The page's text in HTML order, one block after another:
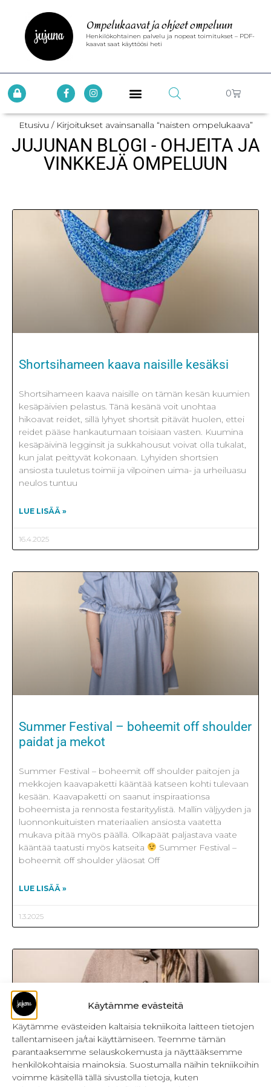
Käytämme evästeitä
Käytämme evästeiden kaltaisia tekniikoita laitteen tietojen
tallentamiseen ja/tai käyttämiseen. Teemme tämän
parantaaksemme selauskokemusta ja näyttääksemme
henkilökohtaisia mainoksia. Suostumalla näihin tekniikoihin
voimme käsitellä tällä sivustolla tietoja, kuten
Ompelukaavat ja ohjeet ompeluun
Henkilökohtainen palvelu ja nopeat toimitukset – PDF-
kaavat saat käyttöösi heti
0
Etusivu / Kirjoitukset avainsanalla “naisten ompelukaava”
JUJUNAN BLOGI - OHJEITA JA
VINKKEJÄ OMPELUUN
Shortsihameen kaava naisille kesäksi
Shortsihameen kaava naisille on tämän kesän kuumien
kesäpäivien pelastus. Tänä kesänä voit unohtaa
hikoavat reidet, sillä lyhyet shortsit pitävät huolen, ettei
reidet pääse hankautumaan toisiaan vasten. Kuumina
kesäpäivinä legginsit ja sukkahousut voivat olla tukalat,
kun jalat peittyvät kokonaan. Lyhyiden shortsien
ansiosta tuuletus toimii ja vilpoinen uima- ja urheiluasu
neulos tuntuu
LUE LISÄÄ »
16.4.2025
Summer Festival – boheemit off shoulder
paidat ja mekot
Summer Festival – boheemit off shoulder paitojen ja
mekkojen kaavapaketti kääntää katseen kohti tulevaan
kesään. Kaavapaketti on saanut inspiraationsa
boheemista ja rennosta festarityylistä. Mallin väljyyden ja
luonnonkuituisten materiaalien ansiosta vaatetta
mukava pitää myös päällä. Olkapäät paljastava vaate
kääntää taatusti myös katseita
Summer Festival –
boheemit off shoulder yläosat Off
LUE LISÄÄ »
1.3.2025